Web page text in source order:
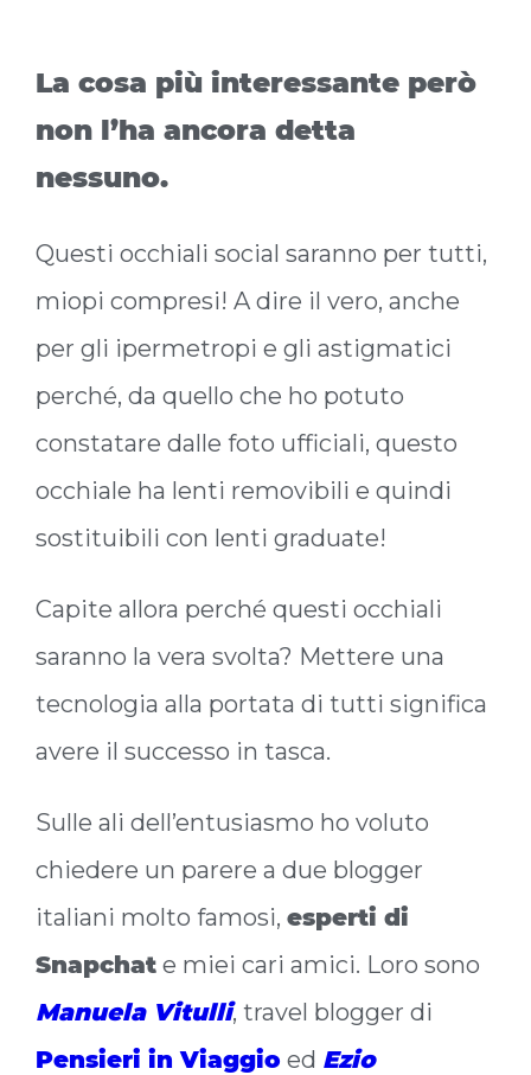
La cosa più interessante però
non l’ha ancora detta
nessuno.
Questi occhiali social saranno per tutti,
miopi compresi! A dire il vero, anche
per gli ipermetropi e gli astigmatici
perché, da quello che ho potuto
constatare dalle foto ufficiali, questo
occhiale ha lenti removibili e quindi
sostituibili con lenti graduate!
Capite allora perché questi occhiali
saranno la vera svolta? Mettere una
tecnologia alla portata di tutti significa
avere il successo in tasca.
Sulle ali dell’entusiasmo ho voluto
chiedere un parere a due blogger
italiani molto famosi, esperti di
Snapchat e miei cari amici. Loro sono
Manuela Vitulli, travel blogger di
Pensieri in Viaggio ed Ezio